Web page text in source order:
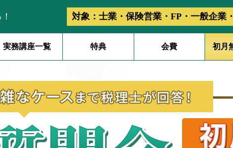
対象：士業・保険営業・FP・一般企業
実務講座一覧 特典 会費 初月